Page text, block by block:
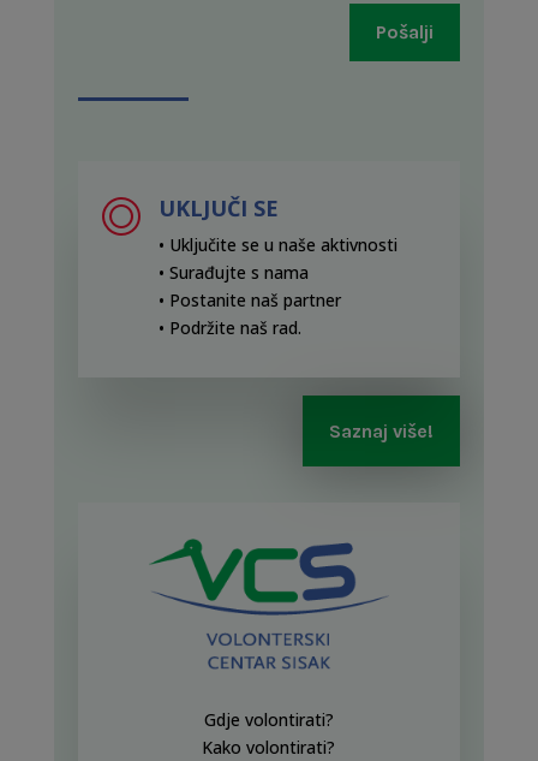
Pošalji
UKLJUČI SE
• Uključite se u naše aktivnosti
• Surađujte s nama
• Postanite naš partner
• Podržite naš rad.
Saznaj više!
Gdje volontirati?
Kako volontirati?